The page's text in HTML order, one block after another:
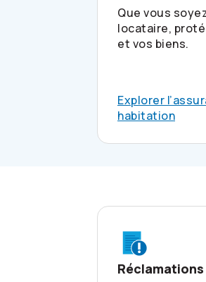
Que vous
locataire,
et vos biens.
Explorer
habitation
Réclamations